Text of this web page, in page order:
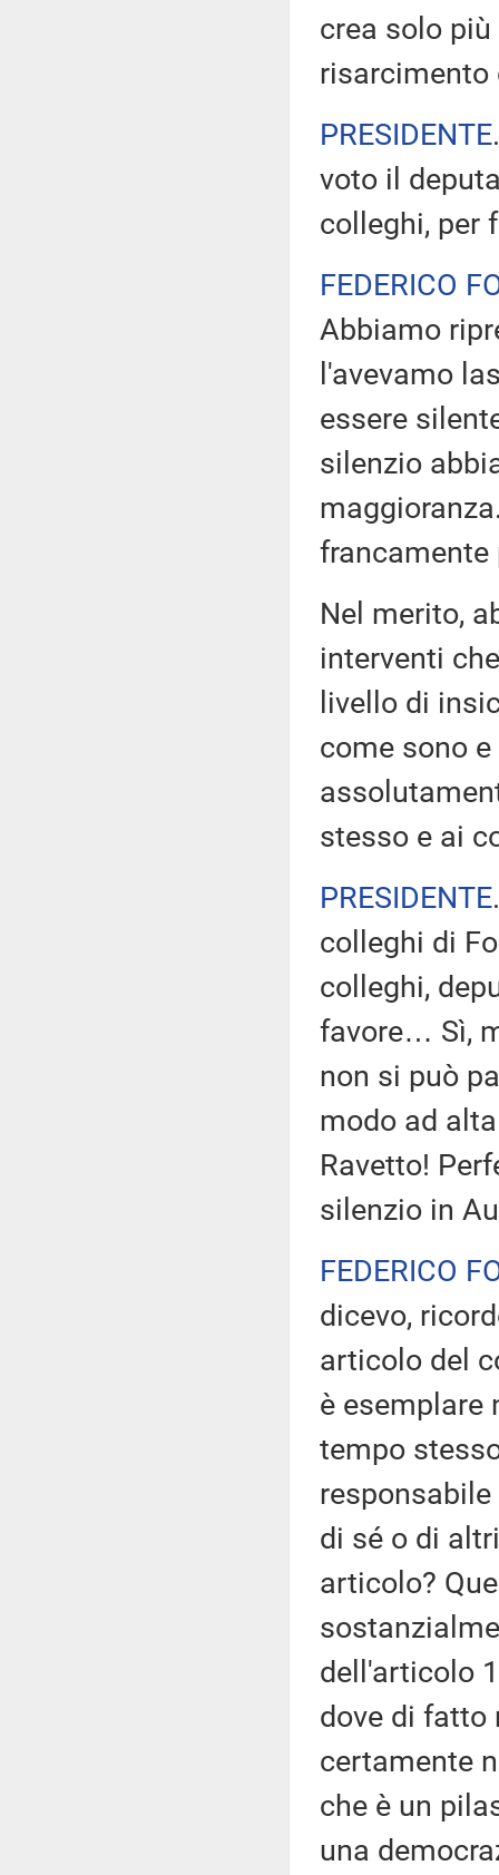
crea solo
risarcimento
PRESIDENTE
voto il
colleghi, per
FEDERICO
Abbiamo
l'avevamo
essere
silenzio
francamente
Nel merito,
interventi
livello di
come sono
stesso e ai
PRESIDENTE
colleghi di
colleghi,
favore… Sì,
non si può
modo ad
Ravetto!
silenzio in
FEDERICO
dicevo,
articolo del
è esemplare
tempo
di sé o di
articolo?
dell'articolo
dove di fatto
certamente
che è un
una